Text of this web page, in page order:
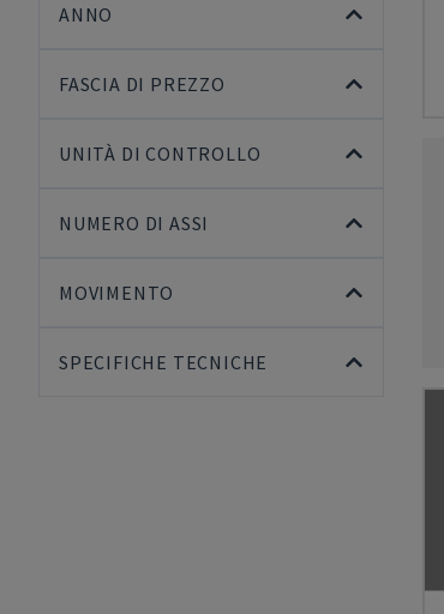
ANNO
FASCIA DI PREZZO
UNITÀ DI CONTROLLO
NUMERO DI ASSI
MOVIMENTO
SPECIFICHE TECNICHE